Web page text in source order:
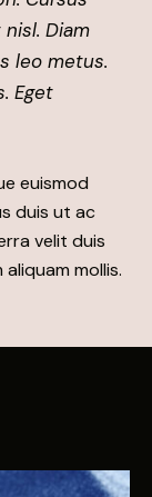
Diam
leo metus.
Eget
euismod
duis ut ac
velit duis
mollis.